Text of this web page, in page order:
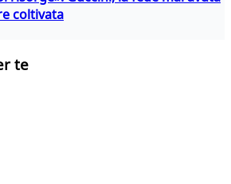
coltivata
te